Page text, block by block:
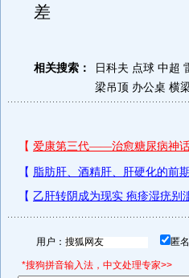
差
相关搜索： 日科夫 点球 中超
梁吊顶 办公桌 横
用户： 匿
*搜狗拼音输入法，中文处理专家>>